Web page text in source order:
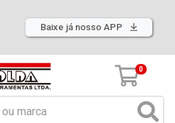
Baixe já nosso APP
0